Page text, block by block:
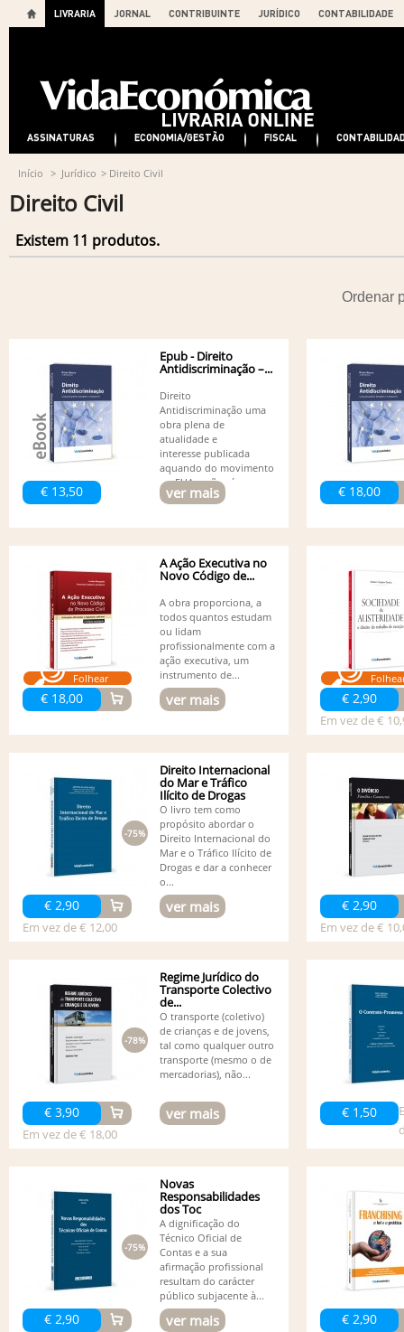
LIVRARIA JORNAL CONTRIBUINTE JURÍDICO CONTABILIDADE
ASSINATURAS ECONOMIA/GESTÃO FISCAL
Início > Jurídico > Direito Civil
Direito Civil
Existem 11 produtos.
Ordenar
€ 13,50
Epub - Direito
Antidiscriminação –...
Direito
Antidiscriminação uma
obra plena de
atualidade e
interesse publicada
aquando do movimento
no EUA e não só em...
ver mais € 18,00
Folhear
€ 18,00
A Ação Executiva no
Novo Código de...
A obra proporciona, a
todos quantos estudam
ou lidam
profissionalmente com a
ação executiva, um
instrumento de...
ver mais € 2,90
Em vez de €
€ 2,90
Em vez de € 12,00
-75%
Direito Internacional
do Mar e Tráfico
Ilícito de Drogas
O livro tem como
propósito abordar o
Direito Internacional do
Mar e o Tráfico Ilícito de
Drogas e dar a conhecer
o...
ver mais € 2,90
Em vez de €
€ 3,90
Em vez de € 18,00
-78%
Regime Jurídico do
Transporte Colectivo
de...
O transporte (coletivo)
de crianças e de jovens,
tal como qualquer outro
transporte (mesmo o de
mercadorias), não...
ver mais € 1,50
€ 2,90
-75%
Novas
Responsabilidades
dos Toc
A dignificação do
Técnico Oficial de
Contas e a sua
afirmação profissional
resultam do carácter
público subjacente à...
ver mais € 2,90